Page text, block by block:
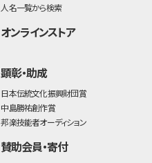
人名一覧から検索
オンラインストア
顕彰・助成
日本伝統文化振興財団賞
中島勝祐創作賞
邦楽技能者オーディション
賛助会員・寄付